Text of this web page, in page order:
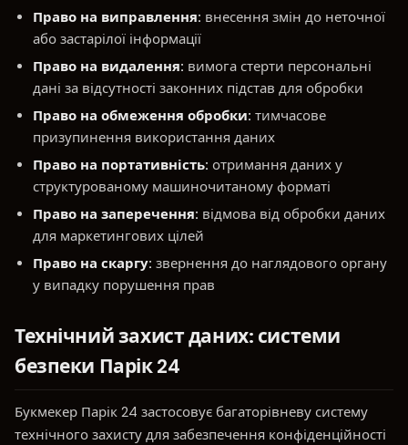
Право на виправлення: внесення змін до неточної
або застарілої інформації
Право на видалення: вимога стерти персональні
дані за відсутності законних підстав для обробки
Право на обмеження обробки: тимчасове
призупинення використання даних
Право на портативність: отримання даних у
структурованому машиночитаному форматі
Право на заперечення: відмова від обробки даних
для маркетингових цілей
Право на скаргу: звернення до наглядового органу
у випадку порушення прав
Технічний захист даних: системи
безпеки Парік 24
Букмекер Парік 24 застосовує багаторівневу систему
технічного захисту для забезпечення конфіденційності